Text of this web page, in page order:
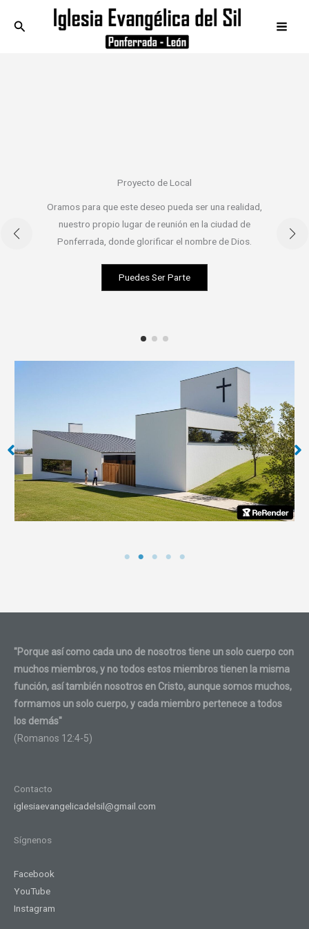
Buscar
Proyecto de Local
Oramos para que este deseo pueda ser una realidad,
nuestro propio lugar de reunión en la ciudad de
Ponferrada, donde glorificar el nombre de Dios.
Puedes Ser Parte
"Porque así como cada uno de nosotros tiene un solo cuerpo con
muchos miembros, y no todos estos miembros tienen la misma
función, así también nosotros en Cristo, aunque somos muchos,
formamos un solo cuerpo, y cada miembro pertenece a todos
los demás"
(Romanos 12:4-5)
Contacto
iglesiaevangelicadelsil@gmail.com
Sígnenos
Facebook
YouTube
Instagram